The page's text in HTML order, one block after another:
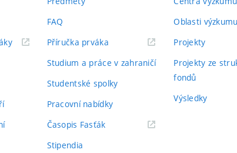
(externí
FAQ
Příručka prváka(externí
Studium a práce v zahraničí
Studentské spolky
Pracovní nabídky
Časopis Fasťák(externí
Stipendia
Oblasti výzkumu
Projekty
Projekty ze
fondů
Výsledky